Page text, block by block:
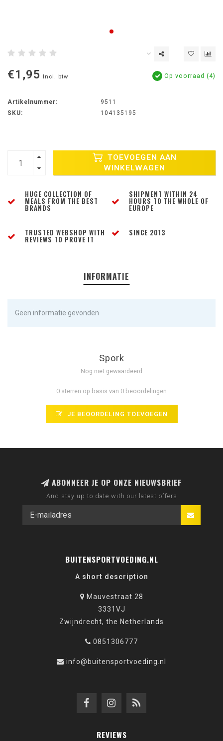
€1,95 Incl. btw Op voorraad (4)
Artikelnummer:
9511
SKU:
104135195
TOEVOEGEN AAN
WINKELWAGEN
HUGE COLLECTION OF
MEALS FROM THE BEST
BRANDS
SHIPMENT WITHIN 24
HOURS TO THE WHOLE OF
EUROPE
TRUSTED WEBSHOP WITH
REVIEWS TO PROVE IT
SINCE 2013
INFORMATIE
Geen informatie gevonden
Spork
Nog niet gewaardeerd
0 sterren op basis van 0 beoordelingen
JE BEOORDELING TOEVOEGEN
ABONNEER JE OP ONZE NIEUWSBRIEF
And stay up to date with our latest offers
BUITENSPORTVOEDING.NL
A short description
Mauvestraat 28
3331VJ
Zwijndrecht, the Netherlands
0851306777
info@buitensportvoeding.nl
REVIEWS